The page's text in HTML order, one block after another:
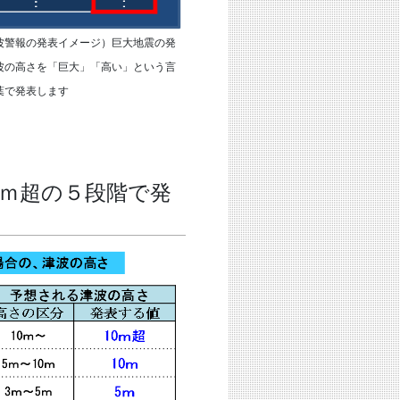
報の発表イメージ）巨大地震の発
の高さを「巨大」「高い」という言
で発表します
超の５段階で発